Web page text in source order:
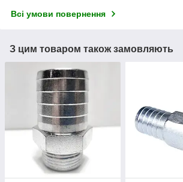
Всі умови повернення
З цим товаром також замовляють